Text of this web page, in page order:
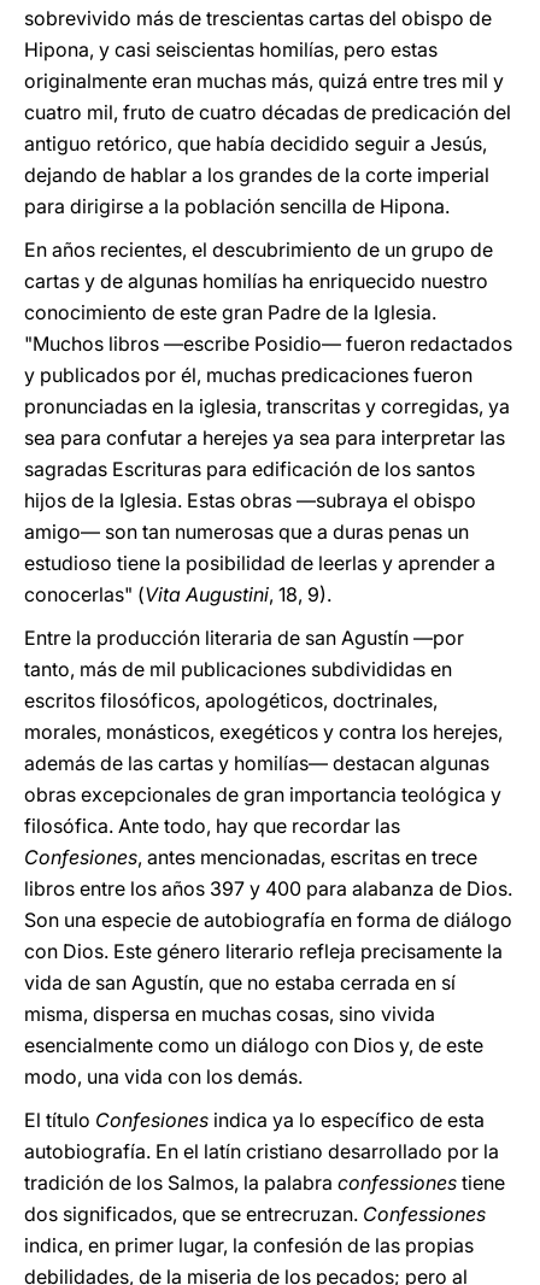
sobrevivido más de trescientas cartas del obispo de
Hipona, y casi seiscientas homilías, pero estas
originalmente eran muchas más, quizá entre tres mil y
cuatro mil, fruto de cuatro décadas de predicación del
antiguo retórico, que había decidido seguir a Jesús,
dejando de hablar a los grandes de la corte imperial
para dirigirse a la población sencilla de Hipona.
En años recientes, el descubrimiento de un grupo de
cartas y de algunas homilías ha enriquecido nuestro
conocimiento de este gran Padre de la Iglesia.
"Muchos libros —escribe Posidio— fueron redactados
y publicados por él, muchas predicaciones fueron
pronunciadas en la iglesia, transcritas y corregidas, ya
sea para confutar a herejes ya sea para interpretar las
sagradas Escrituras para edificación de los santos
hijos de la Iglesia. Estas obras —subraya el obispo
amigo— son tan numerosas que a duras penas un
estudioso tiene la posibilidad de leerlas y aprender a
conocerlas" (Vita Augustini, 18, 9).
Entre la producción literaria de san Agustín —por
tanto, más de mil publicaciones subdivididas en
escritos filosóficos, apologéticos, doctrinales,
morales, monásticos, exegéticos y contra los herejes,
además de las cartas y homilías— destacan algunas
obras excepcionales de gran importancia teológica y
filosófica. Ante todo, hay que recordar las
Confesiones, antes mencionadas, escritas en trece
libros entre los años 397 y 400 para alabanza de Dios.
Son una especie de autobiografía en forma de diálogo
con Dios. Este género literario refleja precisamente la
vida de san Agustín, que no estaba cerrada en sí
misma, dispersa en muchas cosas, sino vivida
esencialmente como un diálogo con Dios y, de este
modo, una vida con los demás.
El título Confesiones indica ya lo específico de esta
autobiografía. En el latín cristiano desarrollado por la
tradición de los Salmos, la palabra confessiones tiene
dos significados, que se entrecruzan. Confessiones
indica, en primer lugar, la confesión de las propias
debilidades, de la miseria de los pecados; pero al